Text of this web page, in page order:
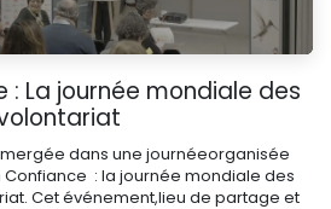
: La journée mondiale des
dans une journéeorganisée
Confiance : la journée mondiale des
Cet événement,lieu de partage et